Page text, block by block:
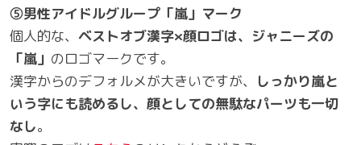
⑤男性アイドルグループ「嵐」マーク
個人的な、 ベストオブ漢字×顔ロゴは、ジャニーズの
「嵐」 のロゴマークです。
漢字からのデフォルメが大きいですが、
しっかり嵐と
いう字にも読めるし、顔としての無駄なパーツも一切
なし。